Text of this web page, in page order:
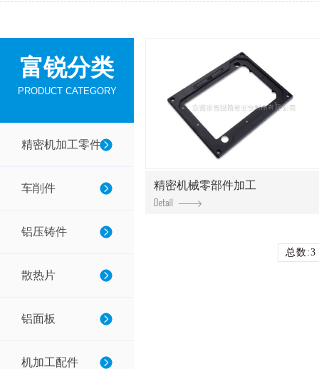
富锐分类
PRODUCT CATEGORY
精密机加工零件
车削件
铝压铸件
散热片
铝面板
机加工配件
精密机械零部件加工
总数:3